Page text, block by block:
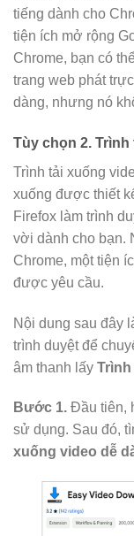
tiếng dành cho
tiện ích mở rộng
Chrome, bạn có
trang web phát
dàng, nhưng nó
Tùy chọn 2.
Trình tải xuống
xuống được thiết
Firefox làm trình
vời dành cho bạn.
Chrome, một tiện
được yêu cầu.
Nội dung sau đây
trình duyệt để
âm thanh lấy
Bước 1. Đầu tiên,
sử dụng. Sau đó,
xuống video dễ